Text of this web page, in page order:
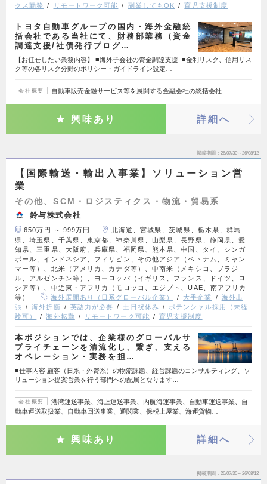
クス勤務
リモートワーク可能 副業してもOK 育児支援制度
トヨタ自動車グループの国内・海外金融統
括会社である当社にて、財務部業務（資金
調達支援/社債発行プログ…
【お任せしたい業務内容】 ■海外子会社の資金調達支援 ■金利リスク、信用リス
ク等の各リスク分野のポリシー・ガイドライン設定…
会社概要 自動車販売金融サービス等を展開する金融会社の統括会社
興味あり 詳細へ
掲載期間 26/07/30～26/08/12
【国際輸送・輸出入事業】ソリューション営
業
その他、SCM・ロジスティクス・物流・貿易系
鈴与株式会社
650万円 ～ 999万円
北海道、宮城県、茨城県、栃木県、群馬
県、埼玉県、千葉県、東京都、神奈川県、山梨県、長野県、静岡県、愛
知県、三重県、大阪府、兵庫県、福岡県、熊本県、中国、タイ、シンガ
ポール、インドネシア、フィリピン、その他アジア（ベトナム、ミャン
マー等）、北米（アメリカ、カナダ等）、中南米（メキシコ、ブラジ
ル、アルゼンチン等）、ヨーロッパ（イギリス、フランス、ドイツ、ロ
シア等）、中近東・アフリカ（モロッコ、エジプト、UAE、南アフリカ
等）
海外展開あり（日系グローバル企業） 大手企業
海外出
張
海外折衝 英語力が必要 土日祝休み
ポテンシャル採用（未経
験可）
海外転勤 リモートワーク可能 育児支援制度
本ポジションでは、企業様のグローバルサ
プライチェーンを清流化し、繋ぎ、支える
オペレーション・実務を担…
■仕事内容 顧客（日系・外資系）の物流課題、経営課題のコンサルティング、ソ
リューション提案営業を行う部門への配属となります…
会社概要
港湾運送事業、海上運送事業、内航海運事業、自動車運送事業、自
動車運送取扱業、自動車回送事業、通関業、保税上屋業、海運貨物…
興味あり 詳細へ
掲載期間 26/07/30～26/08/12